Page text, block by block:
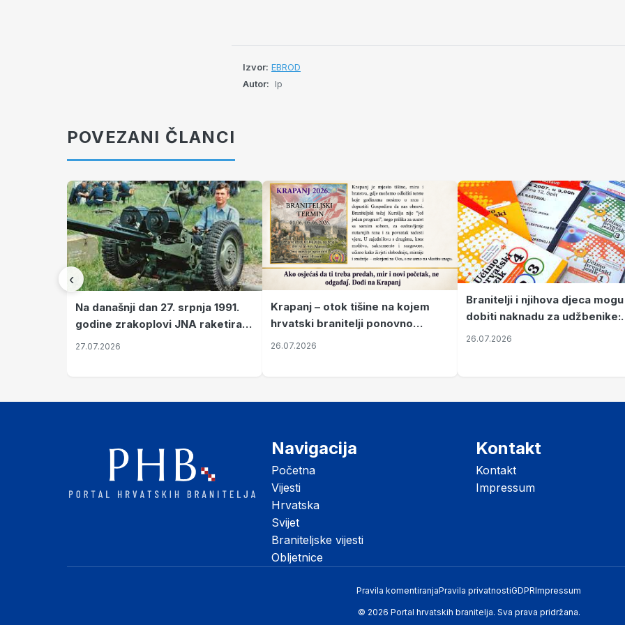
Izvor: EBROD
Autor: lp
POVEZANI ČLANCI
‹
Na današnji dan 27. srpnja 1991.
godine zrakoplovi JNA raketirali
su vojarnu i obučni centar "Nikola
27.07.2026
Krapanj – otok tišine na kojem
hrvatski branitelji ponovno
pronalaze mir
26.07.2026
Branitelji i njihova djeca mogu
dobiti naknadu za udžbenike:
zahtjevi se podnose do 31.
26.07.2026
Navigacija
Početna
Vijesti
Hrvatska
Svijet
Braniteljske vijesti
Obljetnice
Kontakt
Kontakt
Impressum
Pravila komentiranjaPravila privatnostiGDPRImpressum
© 2026 Portal hrvatskih branitelja. Sva prava pridržana.